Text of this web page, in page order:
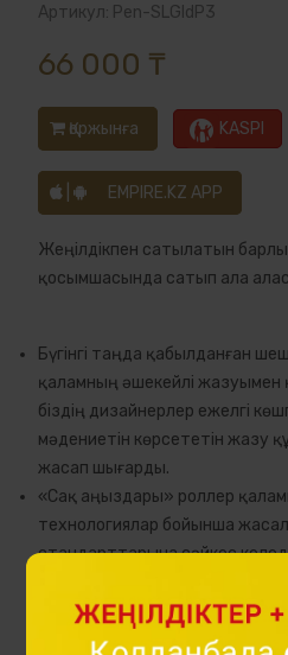
Артикул: Pen-SLGldP3
66 000 ₸
Қоржынға KASPI
EMPIRE.KZ APP
Жеңілдікпен сатылатын
қосымшасында сатып ала
Бүгінгі таңда қабылданған
қаламның әшекейлі
біздің дизайнерлер ежелгі
мәдениетін көрсететін жазу
жасап шығарды.
«Сақ аңыздары» роллер
технологиялар бойынша
стандарттарына сәйкес
космогониялық стилде
салынған